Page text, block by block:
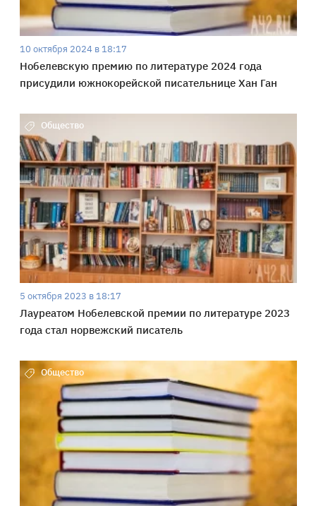
10 октября 2024 в 18:17
Нобелевскую премию по литературе 2024 года
присудили южнокорейской писательнице Хан Ган
Общество
5 октября 2023 в 18:17
Лауреатом Нобелевской премии по литературе 2023
года стал норвежский писатель
Общество